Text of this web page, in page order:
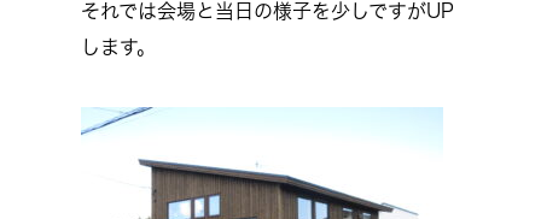
それでは会場と当日の様子を少しですがUP
します。